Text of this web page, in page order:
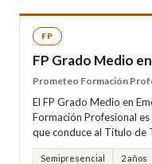
FP
FP Grado Medio
Prometeo Formación
El FP Grado Medio en
Formación Profesional
que conduce al Título de
Semipresencial 2 años